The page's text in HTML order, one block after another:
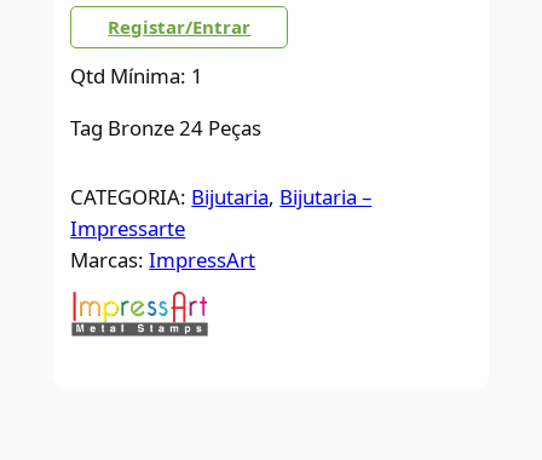
Registar/Entrar
Qtd Mínima: 1
Tag Bronze 24 Peças
CATEGORIA: Bijutaria, Bijutaria –
Impressarte
Marcas:ImpressArt